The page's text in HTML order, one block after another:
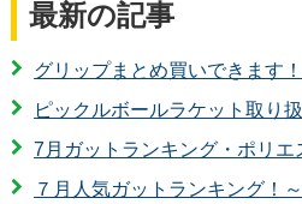
最新の記事
グリップまとめ買いできます！
ピックルボールラケット取り
7月ガットランキング・ポリエ
７月人気ガットランキング！